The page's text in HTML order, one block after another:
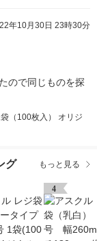
年10月30日 23時30分
ので同じものを探
100枚入） オリジ
グ もっと見る
4